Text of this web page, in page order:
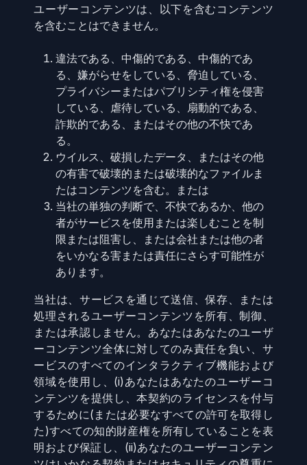
ユーザーコンテンツは、以下を含むコンテンツ
を含むことはできません。
違法である、中傷的である、中傷的であ
る、嫌がらせをしている、脅迫している、
プライバシーまたはパブリシティ権を侵害
している、虐待している、扇動的である、
詐欺的である、またはその他の不快であ
る。
ウイルス、破損したデータ、またはその他
の有害で破壊的または破壊的なファイルま
たはコンテンツを含む。または
当社の単独の判断で、不快であるか、他の
者がサービスを使用または楽しむことを制
限または阻害し、または会社または他の者
をいかなる害または責任にさらす可能性が
あります。
当社は、サービスを通じて送信、保存、または
処理されるユーザーコンテンツを所有、制御、
または承認しません。あなたはあなたのユーザ
ーコンテンツ全体に対してのみ責任を負い、サ
ービスのすべてのインタラクティブ機能および
領域を使用し、(i)あなたはあなたのユーザーコ
ンテンツを提供し、本契約のライセンスを付与
するために(または必要なすべての許可を取得し
た)すべての知的財産権を所有していることを表
明および保証し、(ii)あなたのユーザーコンテン